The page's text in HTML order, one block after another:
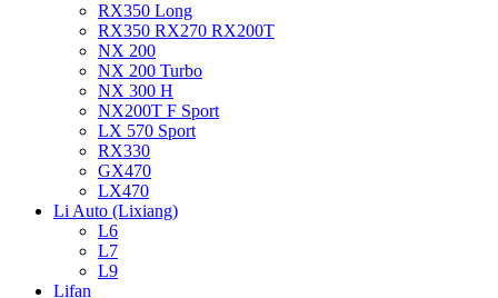
RX350 Long
RX350 RX270 RX200T
NX 200
NX 200 Turbo
NX 300 H
NX200T F Sport
LX 570 Sport
RX330
GX470
LX470
Li Auto (Lixiang)
L6
L7
L9
Lifan